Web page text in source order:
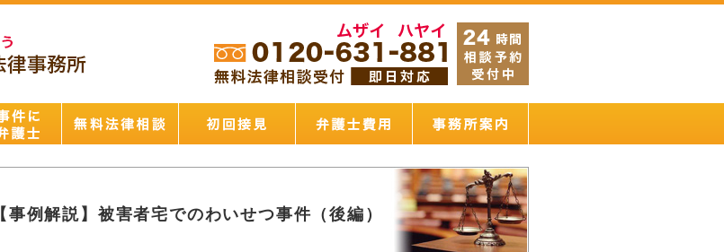
【事例解説】被害者宅でのわいせつ事件（後編）